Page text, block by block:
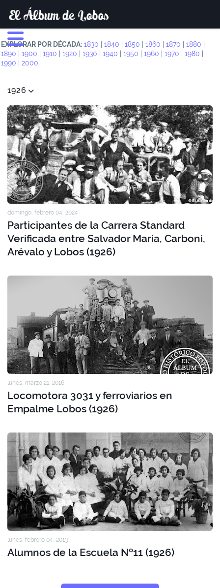
EXPLORAR POR DÉCADA: 1830 1840 1850 1860 1870 1880
1890
1900 1910 1920 1930 1940 1950 1960 1970 1980
1990
2000
1926
domingo, febrero 04, 2024
Participantes de la Carrera Standard
Verificada entre Salvador María, Carboni,
Arévalo y Lobos (1926)
lunes, marzo 21, 2016
Locomotora 3031 y ferroviarios en
Empalme Lobos (1926)
lunes, febrero 04, 2013
Alumnos de la Escuela Nº11 (1926)